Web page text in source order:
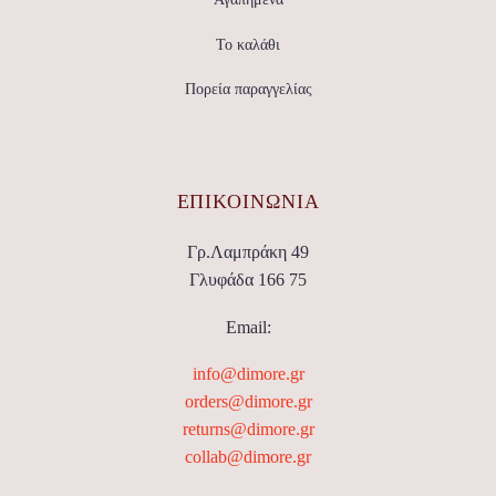
Το καλάθι
Πορεία παραγγελίας
ΕΠΙΚΟΙΝΩΝΊΑ
Γρ.Λαμπράκη 49
Γλυφάδα 166 75
Email:
info@dimore.gr
orders@dimore.gr
returns@dimore.gr
collab@dimore.gr